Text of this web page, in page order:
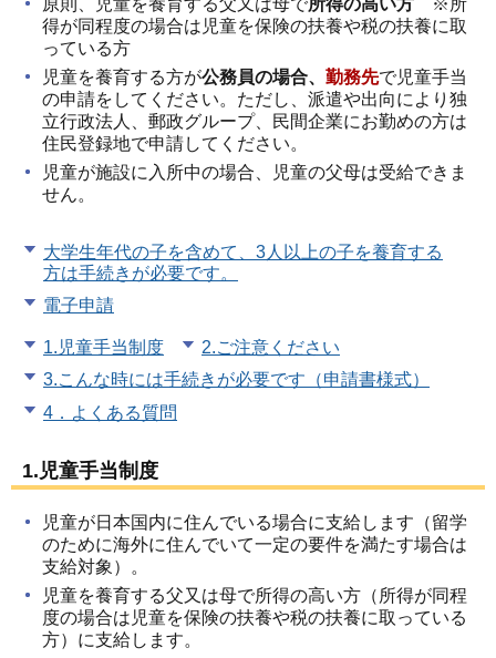
得が同程度の場合は児童を保険の扶養や税の扶養に取
っている方
児童を養育する方が公務員の場合、 勤務先で児童手当
の申請をしてください。ただし、派遣や出向により独
立行政法人、郵政グループ、民間企業にお勤めの方は
住民登録地で申請してください。
児童が施設に入所中の場合、児童の父母は受給できま
せん。
大学生年代の子を含めて、3人以上の子を養育する
方は手続きが必要です。
電子申請
1.児童手当制度
2.ご注意ください
3.こんな時には手続きが必要です（申請書様式）
4．よくある質問
1.児童手当制度
児童が日本国内に住んでいる場合に支給します（留学
のために海外に住んでいて一定の要件を満たす場合は
支給対象）。
児童を養育する父又は母で所得の高い方（所得が同程
度の場合は児童を保険の扶養や税の扶養に取っている
方）に支給します。